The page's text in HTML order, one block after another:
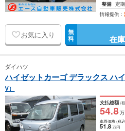
整備 定
情報提供：
お気に入り 無
料 在
ダイハツ
ハイゼットカーゴ デラックス ハ
V）
支払総額(
54.8
車両価格(税
51.8万円